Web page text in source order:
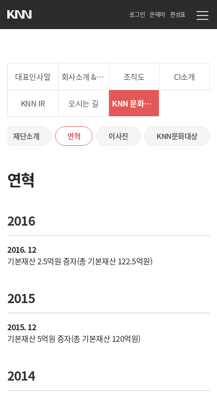
로그인 온에어 편성표
대표인사말 회사소개 & 연혁 조직도 CI소개
KNN IR 오시는 길 KNN 문화재단
재단소개 연혁 이사진 KNN문화대상
연혁
2016
2016. 12
기본재산 2.5억원 증자(총 기본재산 122.5억원)
2015
2015. 12
기본재산 5억원 증자(총 기본재산 120억원)
2014